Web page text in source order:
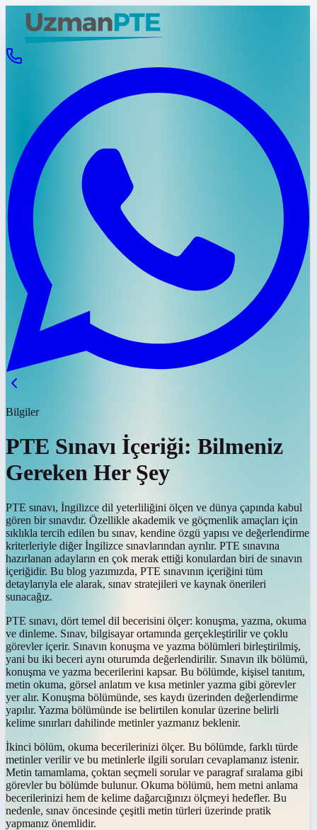
Bilgiler
PTE Sınavı İçeriği: Bilmeniz
Gereken Her Şey
PTE sınavı, İngilizce dil yeterliliğini ölçen ve dünya çapında kabul
gören bir sınavdır. Özellikle akademik ve göçmenlik amaçları için
sıklıkla tercih edilen bu sınav, kendine özgü yapısı ve değerlendirme
kriterleriyle diğer İngilizce sınavlarından ayrılır. PTE sınavına
hazırlanan adayların en çok merak ettiği konulardan biri de sınavın
içeriğidir. Bu blog yazımızda, PTE sınavının içeriğini tüm
detaylarıyla ele alarak, sınav stratejileri ve kaynak önerileri
sunacağız.
PTE sınavı, dört temel dil becerisini ölçer: konuşma, yazma, okuma
ve dinleme. Sınav, bilgisayar ortamında gerçekleştirilir ve çoklu
görevler içerir. Sınavın konuşma ve yazma bölümleri birleştirilmiş,
yani bu iki beceri aynı oturumda değerlendirilir. Sınavın ilk bölümü,
konuşma ve yazma becerilerini kapsar. Bu bölümde, kişisel tanıtım,
metin okuma, görsel anlatım ve kısa metinler yazma gibi görevler
yer alır. Konuşma bölümünde, ses kaydı üzerinden değerlendirme
yapılır. Yazma bölümünde ise belirtilen konular üzerine belirli
kelime sınırları dahilinde metinler yazmanız beklenir.
İkinci bölüm, okuma becerilerinizi ölçer. Bu bölümde, farklı türde
metinler verilir ve bu metinlerle ilgili soruları cevaplamanız istenir.
Metin tamamlama, çoktan seçmeli sorular ve paragraf sıralama gibi
görevler bu bölümde bulunur. Okuma bölümü, hem metni anlama
becerilerinizi hem de kelime dağarcığınızı ölçmeyi hedefler. Bu
nedenle, sınav öncesinde çeşitli metin türleri üzerinde pratik
yapmanız önemlidir.